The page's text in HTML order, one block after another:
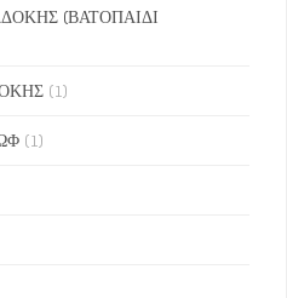
(ΒΑΤΟΠΑΙΔΙ
(1)
(1)